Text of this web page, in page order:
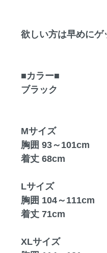
欲しい方は早めにゲ
■カラー■
ブラック
Mサイズ
胸囲 93～101cm
着丈 68cm
Lサイズ
胸囲 104～111cm
着丈 71cm
XLサイズ